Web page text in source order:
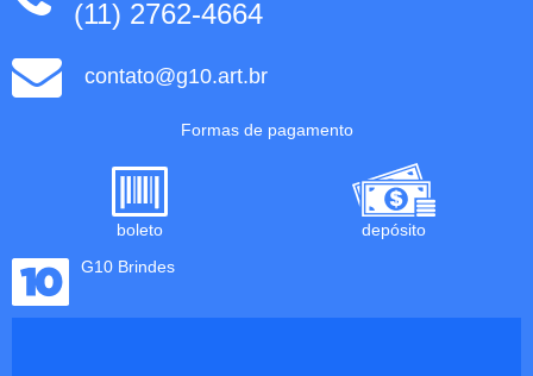
(11) 2762-4664
contato@g10.art.br
Formas de pagamento
boleto
depósito
G10 Brindes